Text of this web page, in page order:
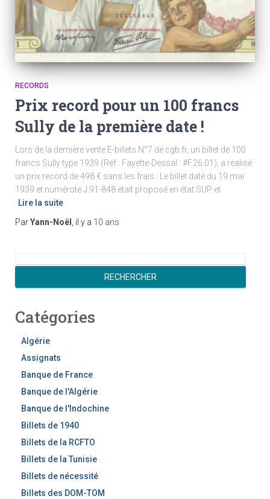
RECORDS
Prix record pour un 100 francs
Sully de la première date !
Lors de la dernière vente E-billets N°7 de cgb.fr, un billet de 100
francs Sully type 1939 (Réf : Fayette-Dessal : #F.26.01), a réalisé
un prix record de 498 € sans les frais : Le billet daté du 19 mai
1939 et numéroté J.91-848 était proposé en état SUP et
Lire la suite
ParYann-Noël , il y a 10 ans
c
e
RECHERCHER
Catégories
Algérie
Assignats
Banque de France
Banque de l'Algérie
Banque de l'Indochine
Billets de 1940
Billets de la RCFTO
Billets de la Tunisie
Billets de nécessité
Billets des DOM-TOM